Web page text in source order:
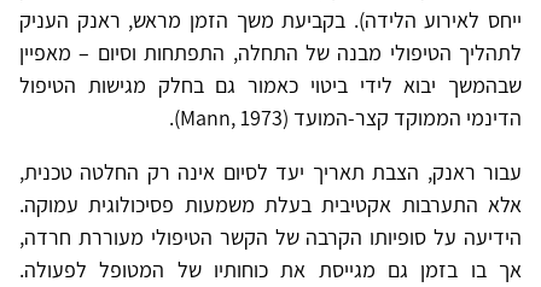
ייחס לאירוע הלידה). בקביעת משך הזמן מראש, ראנק העניק
לתהליך הטיפולי מבנה של התחלה, התפתחות וסיום – מאפיין
שבהמשך יבוא לידי ביטוי כאמור גם בחלק מגישות הטיפול
הדינמי הממוקד קצר-המועד (Mann, 1973).
עבור ראנק, הצבת תאריך יעד לסיום אינה רק החלטה טכנית,
אלא התערבות אקטיבית בעלת משמעות פסיכולוגית עמוקה.
הידיעה על סופיותו הקרבה של הקשר הטיפולי מעוררת חרדה,
אך בו בזמן גם מגייסת את כוחותיו של המטופל לפעולה.